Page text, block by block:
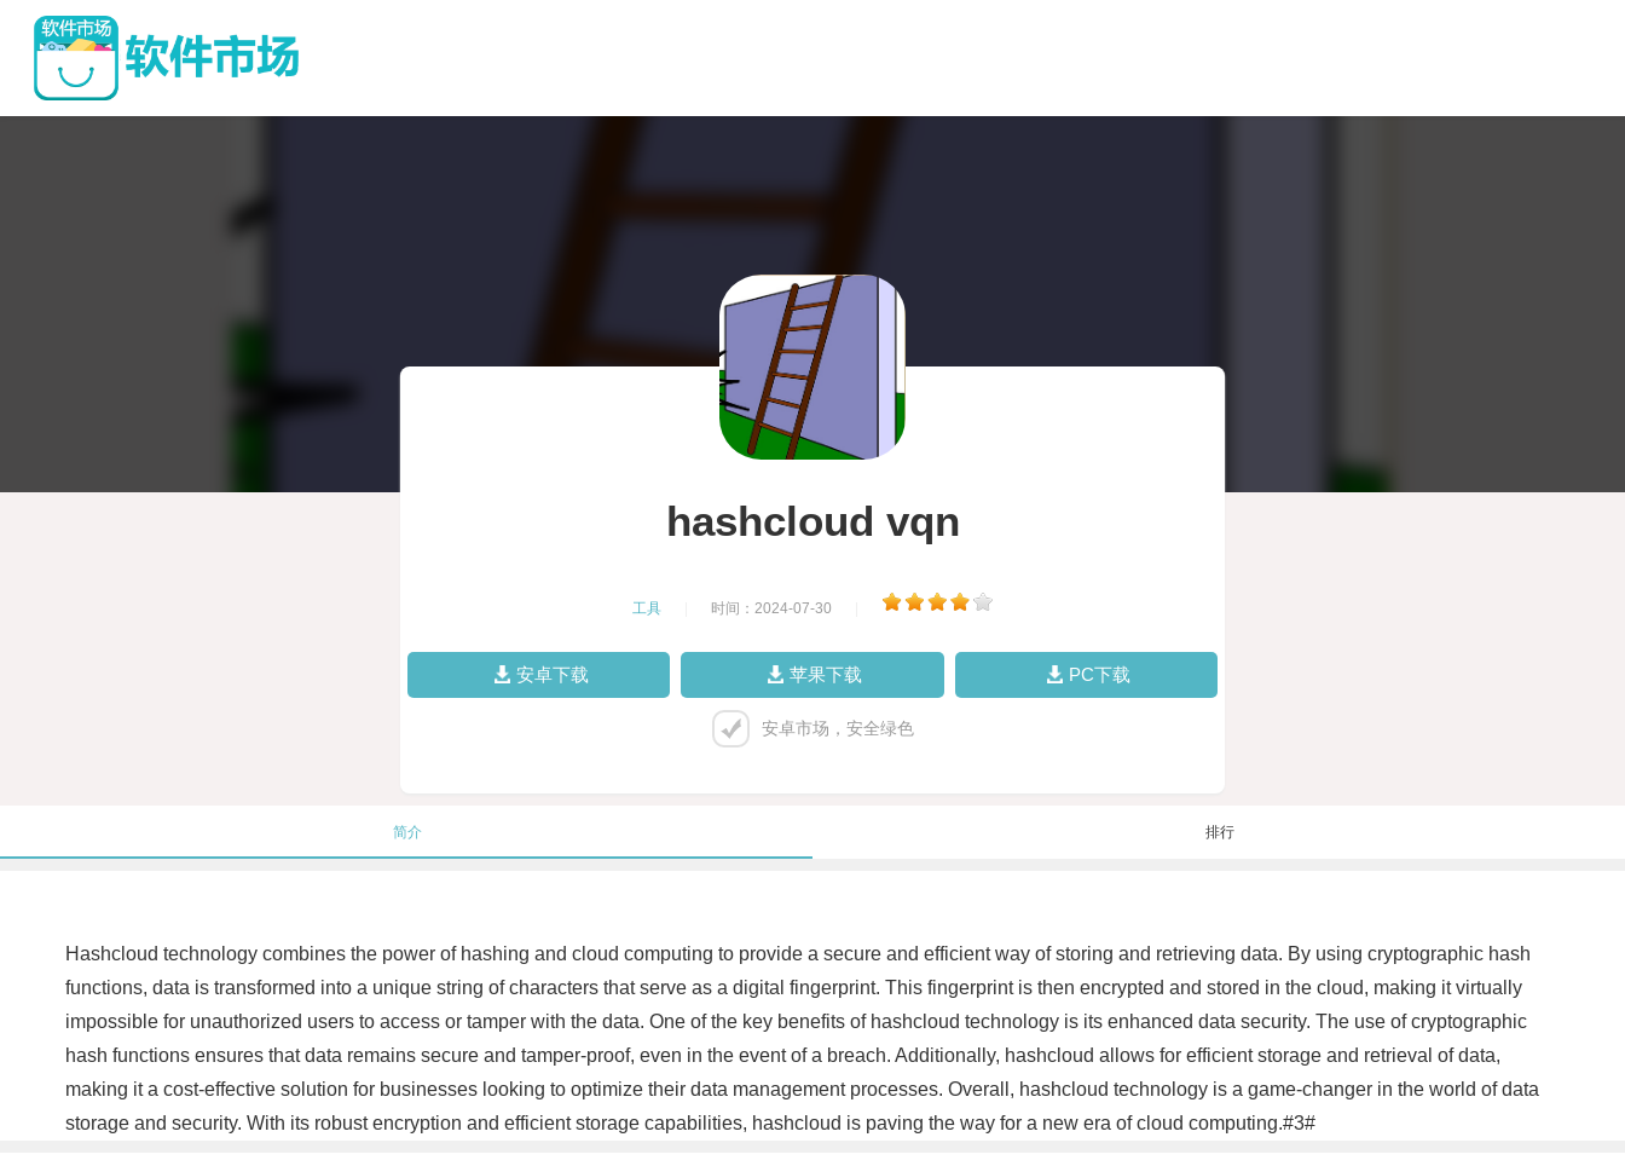
hashcloud vqn
工具 时间：2024-07-30
安卓下载 苹果下载 PC下载
安卓市场，安全绿色
简介 排行
Hashcloud technology combines the power of hashing and cloud computing to provide a secure and efficient way of storing and retrieving data. By using cryptographic hash
functions, data is transformed into a unique string of characters that serve as a digital fingerprint. This fingerprint is then encrypted and stored in the cloud, making it virtually
impossible for unauthorized users to access or tamper with the data. One of the key benefits of hashcloud technology is its enhanced data security. The use of cryptographic
hash functions ensures that data remains secure and tamper-proof, even in the event of a breach. Additionally, hashcloud allows for efficient storage and retrieval of data,
making it a cost-effective solution for businesses looking to optimize their data management processes. Overall, hashcloud technology is a game-changer in the world of data
storage and security. With its robust encryption and efficient storage capabilities, hashcloud is paving the way for a new era of cloud computing.#3#